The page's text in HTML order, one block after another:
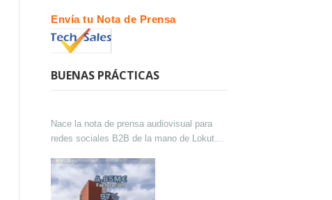
Envía tu Nota de Prensa
BUENAS PRÁCTICAS
Nace la nota de prensa audiovisual para
redes sociales B2B de la mano de Lokutor